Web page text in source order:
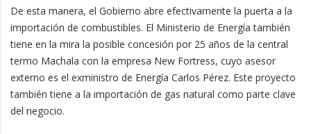
De esta manera, el Gobierno abre efectivamente la puerta a la
importación de combustibles. El Ministerio de Energía también
tiene en la mira la posible concesión por 25 años de la central
termo Machala con la empresa New Fortress, cuyo asesor
externo es el exministro de Energía Carlos Pérez. Este proyecto
también tiene a la importación de gas natural como parte clave
del negocio.